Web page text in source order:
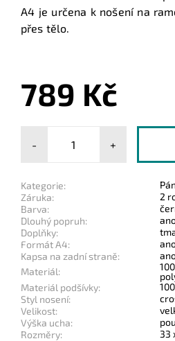
A4 je určena k nošení na
přes tělo.
789 Kč
- +
Kategorie:
Záruka:
2
Barva:
Dlouhý popruh:
Doplňky:
Formát A4:
Kapsa na zadní straně:
Materiál:
Materiál podšívky:
Styl nosení:
Velikost:
Výška ucha:
Rozměry:
33